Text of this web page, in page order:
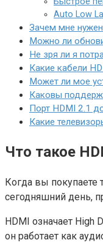
Auto Low
Зачем мне
Можно ли
Не зря ли я
Какие кабели
Может ли мое
Каковы
Порт HDMI 2.1
Какие
Что такое
Когда вы покупаете
сегодняшний день,
HDMI означает
он работает как